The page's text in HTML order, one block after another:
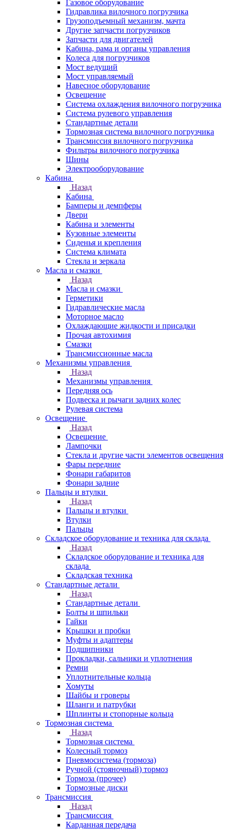
Газовое оборудование
Гидравлика вилочного погрузчика
Грузоподъемный механизм, мачта
Другие запчасти погрузчиков
Запчасти для двигателей
Кабина, рама и органы управления
Колеса для погрузчиков
Мост ведущий
Мост управляемый
Навесное оборудование
Освещение
Система охлаждения вилочного погрузчика
Система рулевого управления
Стандартные детали
Тормозная система вилочного погрузчика
Трансмиссия вилочного погрузчика
Фильтры вилочного погрузчика
Шины
Электрооборудование
Кабина
Назад
Кабина
Бамперы и демпферы
Двери
Кабина и элементы
Кузовные элементы
Сиденья и крепления
Система климата
Стекла и зеркала
Масла и смазки
Назад
Масла и смазки
Герметики
Гидравлические масла
Моторное масло
Охлаждающие жидкости и присадки
Прочая автохимия
Смазки
Трансмиссионные масла
Механизмы управления
Назад
Механизмы управления
Передняя ось
Подвеска и рычаги задних колес
Рулевая система
Освещение
Назад
Освещение
Лампочки
Стекла и другие части элементов освещения
Фары передние
Фонари габаритов
Фонари задние
Пальцы и втулки
Назад
Пальцы и втулки
Втулки
Пальцы
Складское оборудование и техника для склада
Назад
Складское оборудование и техника для
склада
Складская техника
Стандартные детали
Назад
Стандартные детали
Болты и шпильки
Гайки
Крышки и пробки
Муфты и адаптеры
Подшипники
Прокладки, сальники и уплотнения
Ремни
Уплотнительные кольца
Хомуты
Шайбы и гроверы
Шланги и патрубки
Шплинты и стопорные кольца
Тормозная система
Назад
Тормозная система
Колесный тормоз
Пневмосиcтема (тормоза)
Ручной (стояночный) тормоз
Тормоза (прочее)
Тормозные диски
Трансмиссия
Назад
Трансмиссия
Карданная передача